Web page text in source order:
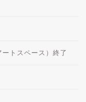
トスペース）終了